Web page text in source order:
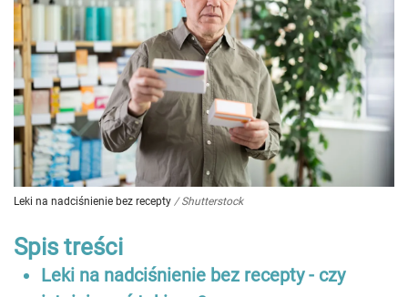
Leki na nadciśnienie bez recepty / Shutterstock
Spis treści
Leki na nadciśnienie bez recepty - czy